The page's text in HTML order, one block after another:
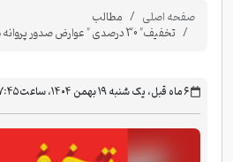
صفحه اصلی مطالب
تخفیف" 30 درصدی " عوارض صدور پروانه ساختمانی
‫۶ ماه قبل، یک شنبه ۱۹ بهمن ۱۴۰۴، ساعت ۰۷:۴۵